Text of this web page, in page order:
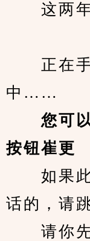
这两年
正在手
中……
您可
按钮崔更
如果此
话的，请
请你先